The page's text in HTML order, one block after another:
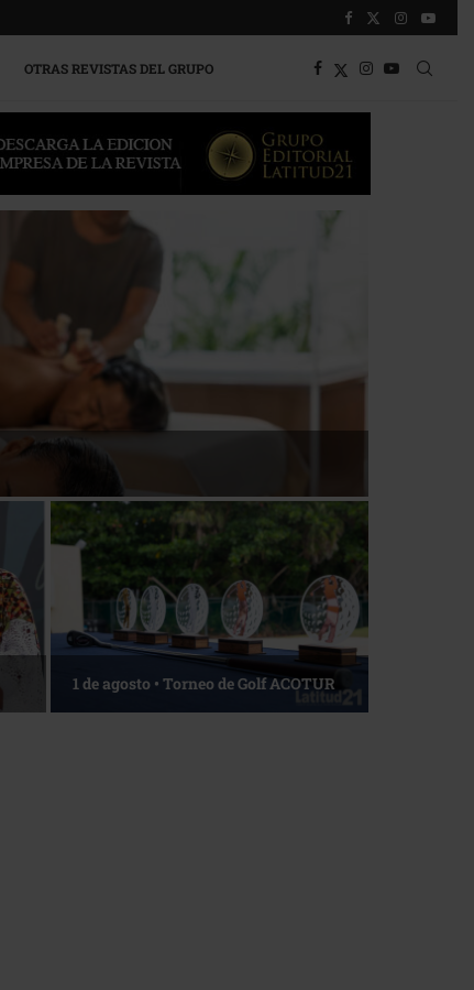
OTRAS REVISTAS DEL GRUPO
1 de agosto • Torneo de Golf ACOTUR